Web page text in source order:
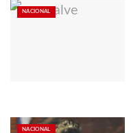
NACIONAL
NACIONAL